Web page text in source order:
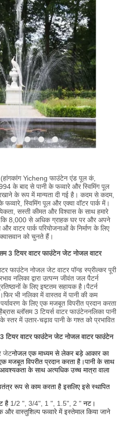
Yicheng फाउंटेन एंड पूल कं,
के बाद से पानी के फव्वारे और स्विमिंग पूल
के रूप में मान्यता दी गई है। कदम से कदम,
स्विमिंग पूल और एक्वा वॉटर पार्क में।
सस्ती कीमत और विश्वास के साथ हमारे
कि 8,000 से अधिक ग्राहक घर पर और अपने
वाटर पार्क परियोजनाओं के निर्माण के लिए
को चुनते हैं।
3 टियर वाटर फाउंटेन जेट नोजल वाटर
फाउंटेन नोजल जेट वाटर पॉन्ड स्प्रील्कर पूरी
नलिका द्वारा उत्पन्न जीवंत जल पैटर्न
के लिए इष्टतम सहायक है।पैटर्न
भी नलिका में वास्तव में पानी की कम
के लिए एक मजबूत विपरीत प्रदान करता
ब्रास ब्लॉसम 3 टियर्स वाटर फाउंटेननलिका पानी
स्तर में उतार-चढ़ाव पानी के गश्त को प्रभावित
टियर वाटर फाउंटेन जेट नोजल वाटर फाउंटेन
जेटनोजल एक माध्यम से लेकर बड़े आकार का
मजबूत विपरीत प्रदान करता है।पानी के साथ
आवश्यकता के साथ अत्यधिक उच्च मात्रा वाला
रूप से काम करता है इसलिए इसे स्थापित
है 1/2 ", 3/4", 1 ", 1.5", 2 " नट।
और वास्तुशिल्प फव्वारे में इस्तेमाल किया जाने